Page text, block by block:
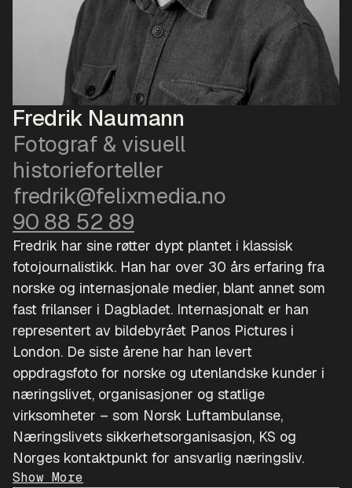
Fredrik Naumann
Fotograf & visuell
historieforteller
fredrik@felixmedia.no
90 88 52 89
Fredrik har sine røtter dypt plantet i klassisk
fotojournalistikk. Han har over 30 års erfaring fra
norske og internasjonale medier, blant annet som
fast frilanser i Dagbladet. Internasjonalt er han
representert av bildebyrået Panos Pictures i
London. De siste årene har han levert
oppdragsfoto for norske og utenlandske kunder i
næringslivet, organisasjoner og statlige
virksomheter – som Norsk Luftambulanse,
Næringslivets sikkerhetsorganisasjon, KS og
Norges kontaktpunkt for ansvarlig næringsliv.
Show More